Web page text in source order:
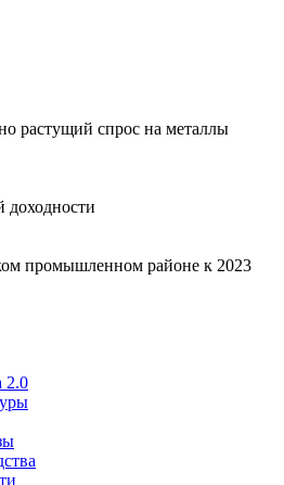
растущий спрос на металлы
доходности
промышленном районе к 2023
2.0